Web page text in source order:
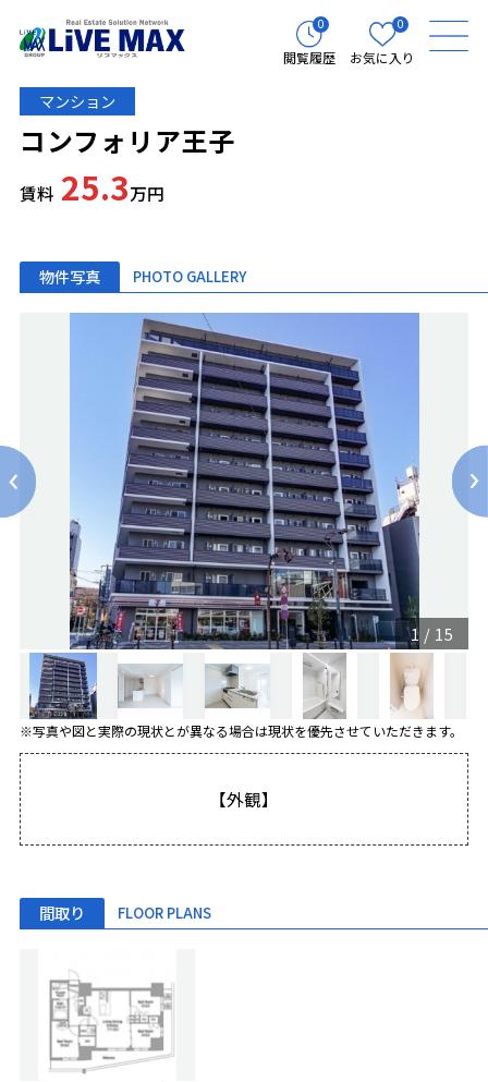
0
閲覧履歴
0
お気に入り
マンション
コンフォリア王子
賃料 25.3万円
物件写真 PHOTO GALLERY
1 / 15
※写真や図と実際の現状とが異なる場合は現状を優先させていただきます。
【外観】
間取り FLOOR PLANS